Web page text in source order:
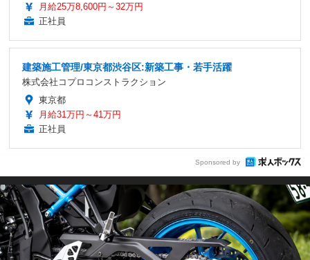
月給25万8,600円～32万円
正社員
建築施工管理/東京都渋谷区:新築工事・若手活躍
株式会社コプロコンストラクション
東京都
月給31万円～41万円
正社員
Sponsored by